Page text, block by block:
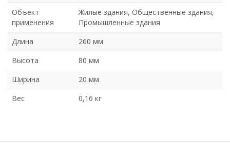
Объект
применения
Жилые здания, Общественные здания,
Промышленные здания
Длина
260 мм
Высота
80 мм
Ширина
20 мм
Вес
0,16 кг